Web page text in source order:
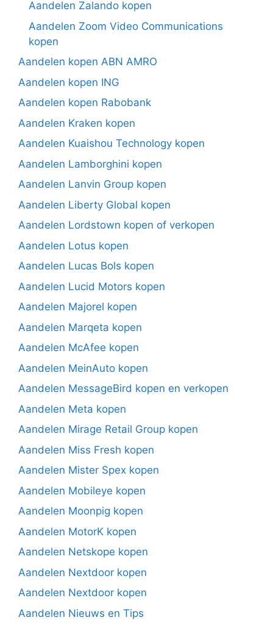
Aandelen Zalando kopen
Aandelen Zoom Video Communications
kopen
Aandelen kopen ABN AMRO
Aandelen kopen ING
Aandelen kopen Rabobank
Aandelen Kraken kopen
Aandelen Kuaishou Technology kopen
Aandelen Lamborghini kopen
Aandelen Lanvin Group kopen
Aandelen Liberty Global kopen
Aandelen Lordstown kopen of verkopen
Aandelen Lotus kopen
Aandelen Lucas Bols kopen
Aandelen Lucid Motors kopen
Aandelen Majorel kopen
Aandelen Marqeta kopen
Aandelen McAfee kopen
Aandelen MeinAuto kopen
Aandelen MessageBird kopen en verkopen
Aandelen Meta kopen
Aandelen Mirage Retail Group kopen
Aandelen Miss Fresh kopen
Aandelen Mister Spex kopen
Aandelen Mobileye kopen
Aandelen Moonpig kopen
Aandelen MotorK kopen
Aandelen Netskope kopen
Aandelen Nextdoor kopen
Aandelen Nextdoor kopen
Aandelen Nieuws en Tips